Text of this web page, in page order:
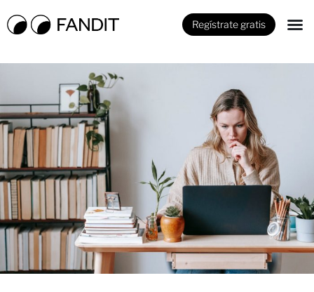
Regístrate gratis